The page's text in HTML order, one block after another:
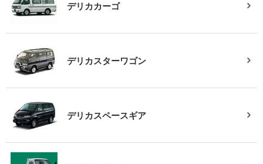
デリカカーゴ
デリカスターワゴン
デリカスペースギア